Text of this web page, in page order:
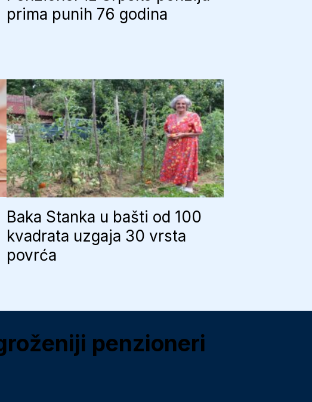
prima punih 76 godina
Baka Stanka u bašti od 100
kvadrata uzgaja 30 vrsta
povrća
penzioneri